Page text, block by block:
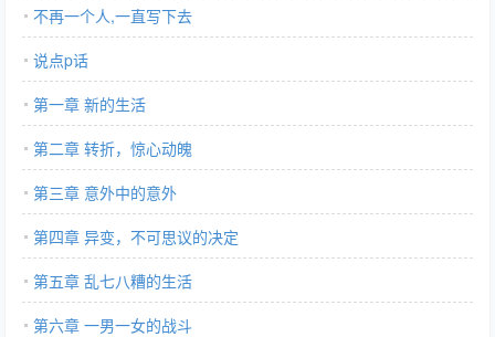
不再一个人,一直写下去
说点p话
第一章 新的生活
第二章 转折，惊心动魄
第三章 意外中的意外
第四章 异变，不可思议的决定
第五章 乱七八糟的生活
第六章 一男一女的战斗